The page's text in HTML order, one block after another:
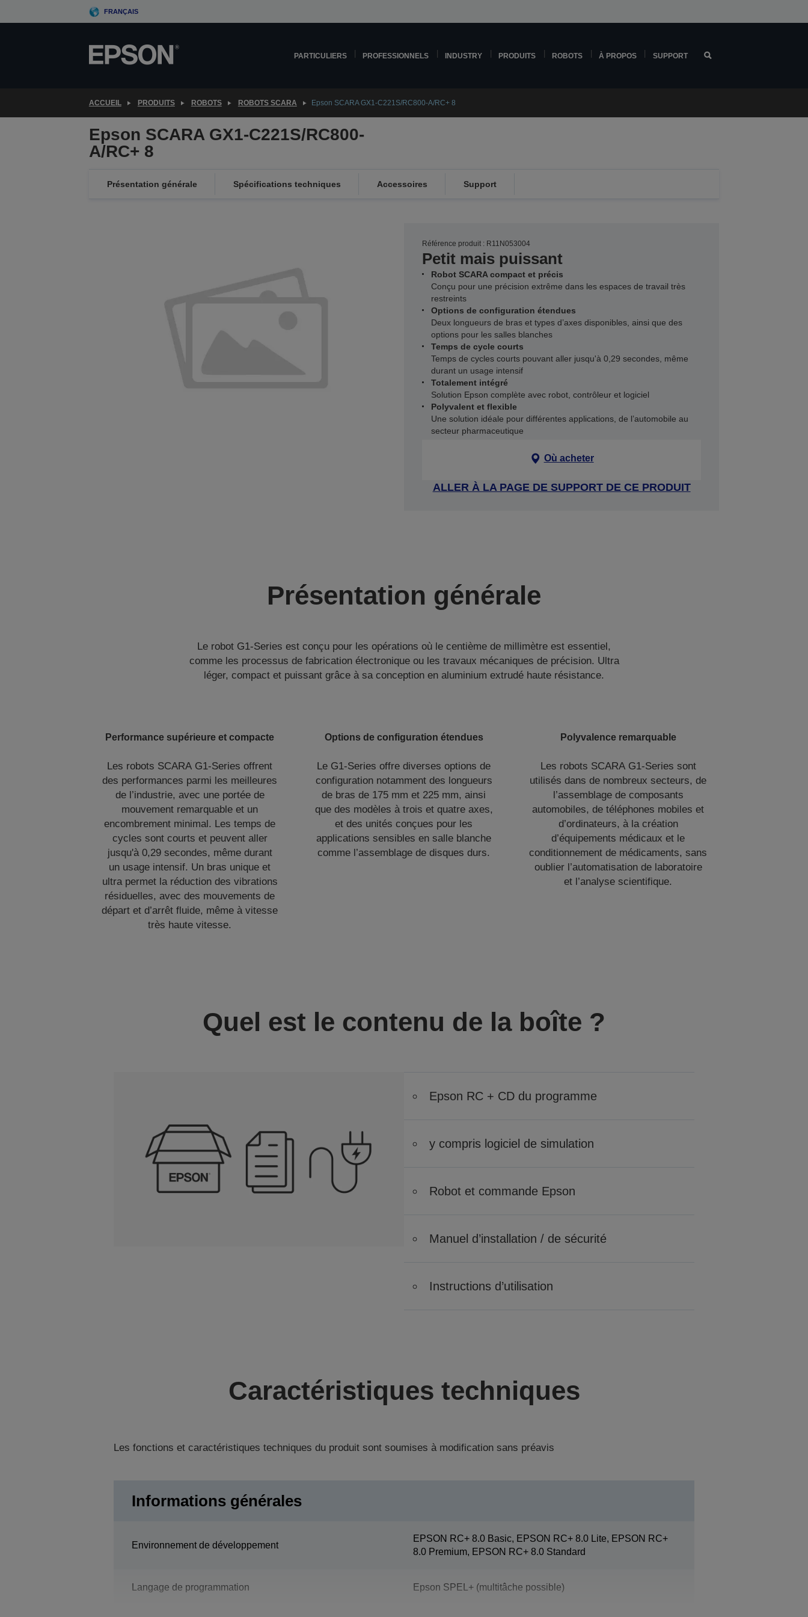
to
FRANÇAIS
PARTICULIERS PROFESSIONNELS INDUSTRY PRODUITS ROBOTS À PROPOS SUPPORT
ACCUEIL PRODUITS ROBOTS ROBOTS SCARA Epson SCARA GX1-C221S/RC800-A/RC+ 8
Epson SCARA GX1-C221S/RC800-
A/RC+ 8
Présentation générale Spécifications techniques Accessoires Support
Référence produit : R11N053004
Petit mais puissant
Robot SCARA compact et précis
Conçu pour une précision extrême dans les espaces de travail très
restreints
Options de configuration étendues
Deux longueurs de bras et types d’axes disponibles, ainsi que des
options pour les salles blanches
Temps de cycle courts
Temps de cycles courts pouvant aller jusqu'à 0,29 secondes, même
durant un usage intensif
Totalement intégré
Solution Epson complète avec robot, contrôleur et logiciel
Polyvalent et flexible
Une solution idéale pour différentes applications, de l’automobile au
secteur pharmaceutique
Où acheter
ALLER À LA PAGE DE SUPPORT DE CE PRODUIT
Présentation générale
Le robot G1-Series est conçu pour les opérations où le centième de millimètre est essentiel,
comme les processus de fabrication électronique ou les travaux mécaniques de précision. Ultra
léger, compact et puissant grâce à sa conception en aluminium extrudé haute résistance.
Performance supérieure et compacte
Les robots SCARA G1-Series offrent
des performances parmi les meilleures
de l’industrie, avec une portée de
mouvement remarquable et un
encombrement minimal. Les temps de
cycles sont courts et peuvent aller
jusqu'à 0,29 secondes, même durant
un usage intensif. Un bras unique et
ultra permet la réduction des vibrations
résiduelles, avec des mouvements de
départ et d’arrêt fluide, même à vitesse
très haute vitesse.
Options de configuration étendues
Le G1-Series offre diverses options de
configuration notamment des longueurs
de bras de 175 mm et 225 mm, ainsi
que des modèles à trois et quatre axes,
et des unités conçues pour les
applications sensibles en salle blanche
comme l’assemblage de disques durs.
Polyvalence remarquable
Les robots SCARA G1-Series sont
utilisés dans de nombreux secteurs, de
l’assemblage de composants
automobiles, de téléphones mobiles et
d’ordinateurs, à la création
d’équipements médicaux et le
conditionnement de médicaments, sans
oublier l’automatisation de laboratoire
et l’analyse scientifique.
Quel est le contenu de la boîte ?
Epson RC + CD du programme
y compris logiciel de simulation
Robot et commande Epson
Manuel d’installation / de sécurité
Instructions d’utilisation
Caractéristiques techniques
Les fonctions et caractéristiques techniques du produit sont soumises à modification sans préavis
Informations générales
Environnement de développement
EPSON RC+ 8.0 Basic, EPSON RC+ 8.0 Lite, EPSON RC+
8.0 Premium, EPSON RC+ 8.0 Standard
Langage de programmation Epson SPEL+ (multitâche possible)